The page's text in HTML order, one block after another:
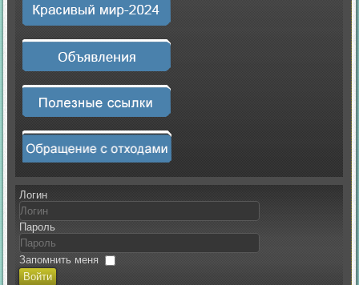
Логин
Пароль
Запомнить меня
Войти